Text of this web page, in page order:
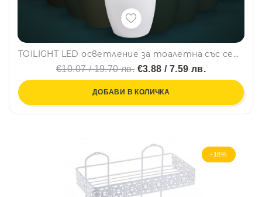
TOILIGHT LED осветление за тоалетна със сензор за движение
€10.07 / 19.70 лв. €3.88 / 7.59 лв.
ДОБАВИ В КОЛИЧКА
-18%